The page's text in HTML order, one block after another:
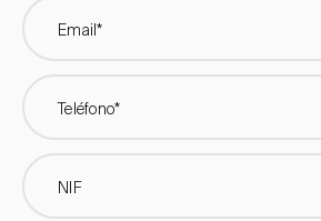
Email*
Teléfono*
NIF